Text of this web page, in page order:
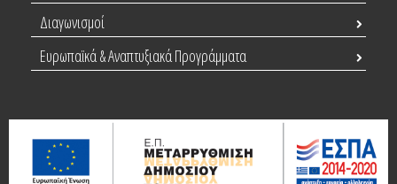
Διαγωνισμοί
Ευρωπαϊκά & Αναπτυξιακά Προγράμματα